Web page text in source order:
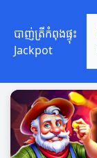
បាញ់ត្រីកំពុងផ្ទុះ
Jackpot